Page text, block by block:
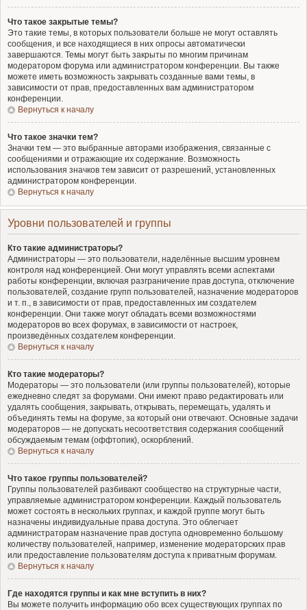
Что такое закрытые темы?
Это такие темы, в которых пользователи больше не могут оставлять
сообщения, и все находящиеся в них опросы автоматически
завершаются. Темы могут быть закрыты по многим причинам
модератором форума или администратором конференции. Вы также
можете иметь возможность закрывать созданные вами темы, в
зависимости от прав, предоставленных вам администратором
конференции.
Вернуться к началу
Что такое значки тем?
Значки тем — это выбранные авторами изображения, связанные с
сообщениями и отражающие их содержание. Возможность
использования значков тем зависит от разрешений, установленных
администратором конференции.
Вернуться к началу
Уровни пользователей и группы
Кто такие администраторы?
Администраторы — это пользователи, наделённые высшим уровнем
контроля над конференцией. Они могут управлять всеми аспектами
работы конференции, включая разграничение прав доступа, отключение
пользователей, создание групп пользователей, назначение модераторов
и т. п., в зависимости от прав, предоставленных им создателем
конференции. Они также могут обладать всеми возможностями
модераторов во всех форумах, в зависимости от настроек,
произведённых создателем конференции.
Вернуться к началу
Кто такие модераторы?
Модераторы — это пользователи (или группы пользователей), которые
ежедневно следят за форумами. Они имеют право редактировать или
удалять сообщения, закрывать, открывать, перемещать, удалять и
объединять темы на форуме, за который они отвечают. Основные задачи
модераторов — не допускать несоответствия содержания сообщений
обсуждаемым темам (оффтопик), оскорблений.
Вернуться к началу
Что такое группы пользователей?
Группы пользователей разбивают сообщество на структурные части,
управляемые администратором конференции. Каждый пользователь
может состоять в нескольких группах, и каждой группе могут быть
назначены индивидуальные права доступа. Это облегчает
администраторам назначение прав доступа одновременно большому
количеству пользователей, например, изменение модераторских прав
или предоставление пользователям доступа к приватным форумам.
Вернуться к началу
Где находятся группы и как мне вступить в них?
Вы можете получить информацию обо всех существующих группах по